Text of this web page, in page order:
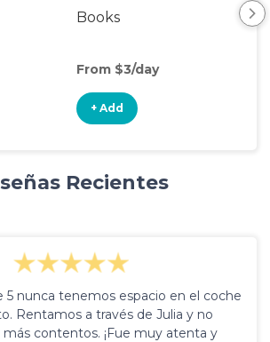
Books
From $3/day
+ Add
Recientes
5 nunca tenemos espacio en el coche
Rentamos a través de Julia y no
contentos. ¡Fue muy atenta y